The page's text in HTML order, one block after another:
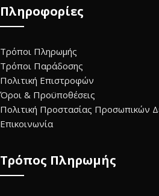
Πληροφορίες
Τρόποι Πληρωμής
Τρόποι Παράδοσης
Πολιτική Επιστροφών
Όροι & Προϋποθέσεις
Πολιτική Προστασίας Προσωπικών
Επικοινωνία
Τρόπος Πληρωμής